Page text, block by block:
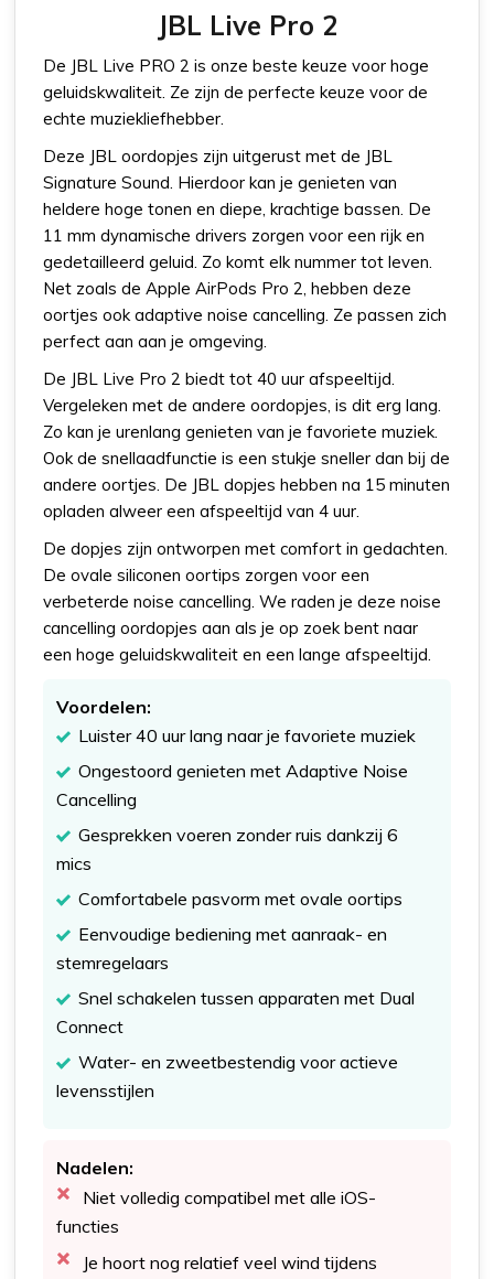
JBL Live Pro 2
De JBL Live PRO 2 is onze beste keuze voor hoge
geluidskwaliteit. Ze zijn de perfecte keuze voor de
echte muziekliefhebber.
Deze JBL oordopjes zijn uitgerust met de JBL
Signature Sound. Hierdoor kan je genieten van
heldere hoge tonen en diepe, krachtige bassen. De
11 mm dynamische drivers zorgen voor een rijk en
gedetailleerd geluid. Zo komt elk nummer tot leven.
Net zoals de Apple AirPods Pro 2, hebben deze
oortjes ook adaptive noise cancelling. Ze passen zich
perfect aan aan je omgeving.
De JBL Live Pro 2 biedt tot 40 uur afspeeltijd.
Vergeleken met de andere oordopjes, is dit erg lang.
Zo kan je urenlang genieten van je favoriete muziek.
Ook de snellaadfunctie is een stukje sneller dan bij de
andere oortjes. De JBL dopjes hebben na 15 minuten
opladen alweer een afspeeltijd van 4 uur.
De dopjes zijn ontworpen met comfort in gedachten.
De ovale siliconen oortips zorgen voor een
verbeterde noise cancelling. We raden je deze noise
cancelling oordopjes aan als je op zoek bent naar
een hoge geluidskwaliteit en een lange afspeeltijd.
Voordelen:
Luister 40 uur lang naar je favoriete muziek
Ongestoord genieten met Adaptive Noise
Cancelling
Gesprekken voeren zonder ruis dankzij 6
mics
Comfortabele pasvorm met ovale oortips
Eenvoudige bediening met aanraak- en
stemregelaars
Snel schakelen tussen apparaten met Dual
Connect
Water- en zweetbestendig voor actieve
levensstijlen
Nadelen:
Niet volledig compatibel met alle iOS-
functies
Je hoort nog relatief veel wind tijdens